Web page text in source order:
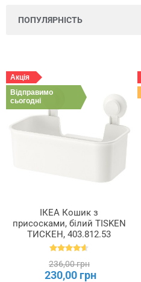
Колір
Глибина
Діаметр
Максимальна
вага
Акція
Відправимо
сьогодні
ІКЕА Кошик з
присосками, білий TISKEN
ТИСКЕН, 403.812.53
236,00 грн
230,00 грн